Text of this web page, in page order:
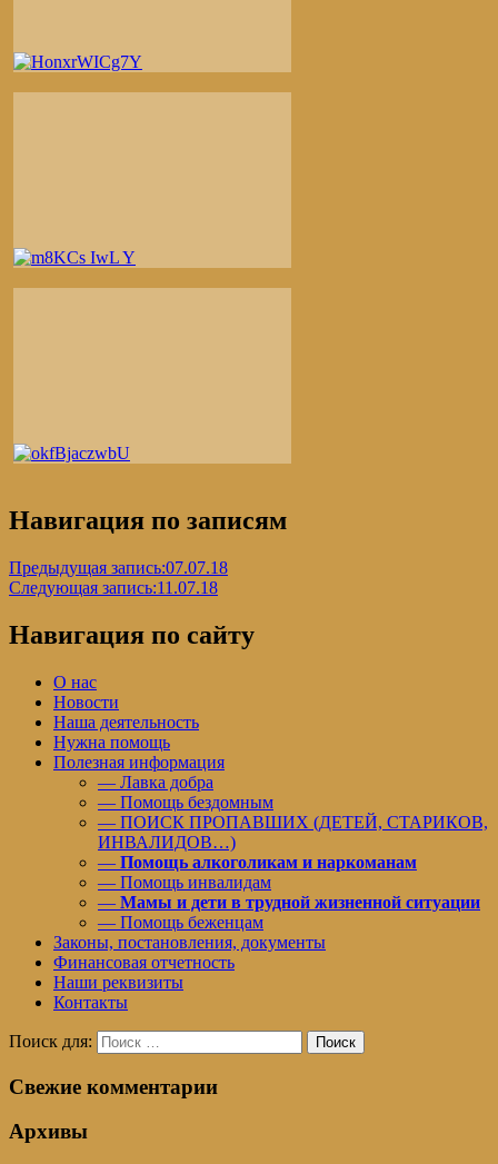
Навигация по записям
Предыдущая запись:07.07.18
Следующая запись:11.07.18
Навигация по сайту
О нас
Новости
Наша деятельность
Нужна помощь
Полезная информация
— Лавка добра
— Помощь бездомным
— ПОИСК ПРОПАВШИХ (ДЕТЕЙ, СТАРИКОВ,
ИНВАЛИДОВ…)
— Помощь алкоголикам и наркоманам
— Помощь инвалидам
— Мамы и дети в трудной жизненной ситуации
— Помощь беженцам
Законы, постановления, документы
Финансовая отчетность
Наши реквизиты
Контакты
Поиск для: Поиск
Свежие комментарии
Архивы